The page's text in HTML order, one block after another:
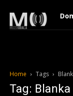
Home Tags
Tag: Blanka